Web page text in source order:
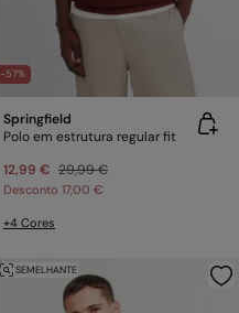
-57%
Springfield
Polo em estrutura regular fit
12,99 € 29,99 €
Desconto 17,00 €
+4 Cores
SEMELHANTE